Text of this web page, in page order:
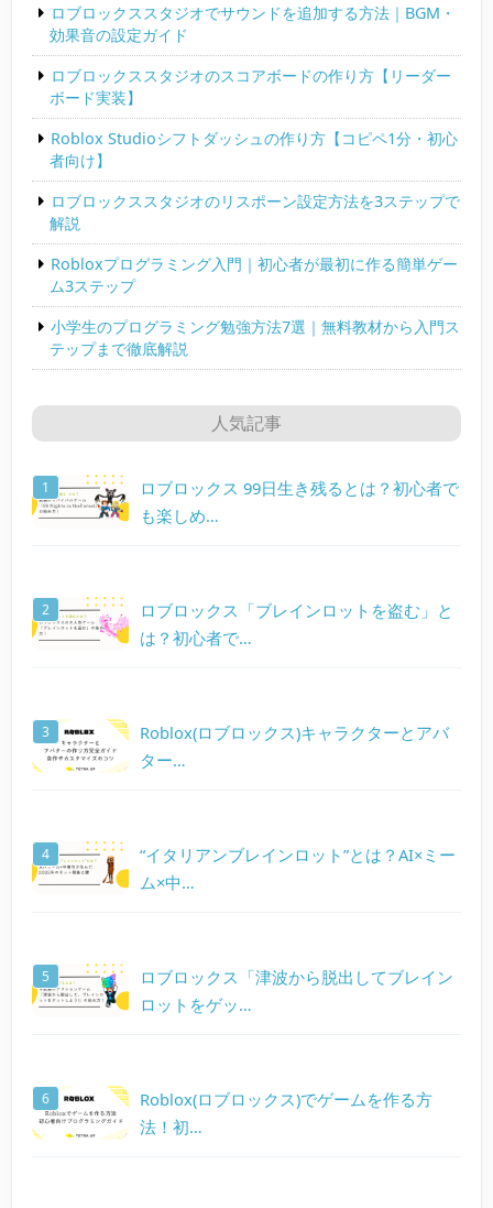
ロブロックススタジオでサウンドを追加する方法｜BGM・
効果音の設定ガイド
ロブロックススタジオのスコアボードの作り方【リーダー
ボード実装】
Roblox Studioシフトダッシュの作り方【コピペ1分・初心
者向け】
ロブロックススタジオのリスポーン設定方法を3ステップで
解説
Robloxプログラミング入門｜初心者が最初に作る簡単ゲー
ム3ステップ
小学生のプログラミング勉強方法7選｜無料教材から入門ス
テップまで徹底解説
人気記事
ロブロックス 99日生き残るとは？初心者で
も楽しめ…
ロブロックス「ブレインロットを盗む」と
は？初心者で…
Roblox(ロブロックス)キャラクターとアバ
ター…
“イタリアンブレインロット”とは？AI×ミー
ム×中…
ロブロックス「津波から脱出してブレイン
ロットをゲッ…
Roblox(ロブロックス)でゲームを作る方
法！初…